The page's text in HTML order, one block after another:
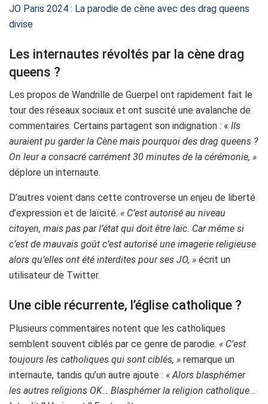
JO Paris 2024 : La parodie de cène avec des drag queens
divise
Les internautes révoltés par la cène drag
queens ?
Les propos de Wandrille de Guerpel ont rapidement fait le
tour des réseaux sociaux et ont suscité une avalanche de
commentaires. Certains partagent son indignation : « Ils
auraient pu garder la Cène mais pourquoi des drag queens ?
On leur a consacré carrément 30 minutes de la cérémonie, »
déplore un internaute.
D’autres voient dans cette controverse un enjeu de liberté
d’expression et de laïcité. « C’est autorisé au niveau
citoyen, mais pas par l’état qui doit être laïc. Car même si
c’est de mauvais goût c’est autorisé une imagerie religieuse
alors qu’elles ont été interdites pour ses JO, » écrit un
utilisateur de Twitter.
Une cible récurrente, l’église catholique ?
Plusieurs commentaires notent que les catholiques
semblent souvent ciblés par ce genre de parodie. « C’est
toujours les catholiques qui sont ciblés, » remarque un
internaute, tandis qu’un autre ajoute : « Alors blasphémer
les autres religions OK… Blasphémer la religion catholique…